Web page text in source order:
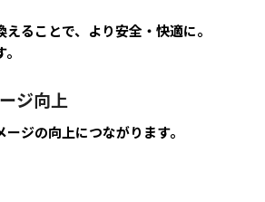
ることで、より安全・快適に。
ジ向上
ジの向上につながります。